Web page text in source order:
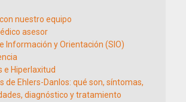
nuestro equipo
asesor
Información y Orientación (SIO)
e Hiperlaxitud
de Ehlers-Danlos: qué son, síntomas,
diagnóstico y tratamiento